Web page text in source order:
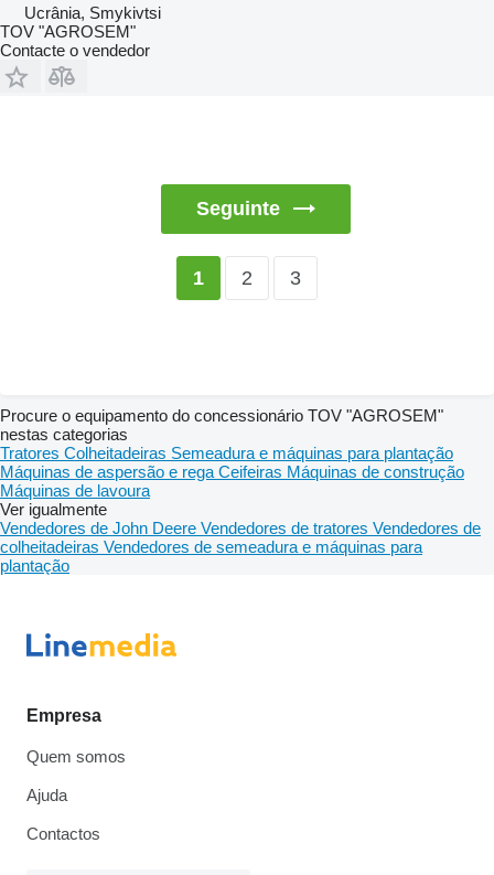
Ucrânia, Smykivtsi
TOV "AGROSEM"
Contacte o vendedor
Seguinte
1 2 3
Procure o equipamento do concessionário TOV "AGROSEM"
nestas categorias
Tratores Colheitadeiras Semeadura e máquinas para plantação
Máquinas de aspersão e rega Ceifeiras Máquinas de construção
Máquinas de lavoura
Ver igualmente
Vendedores de John Deere Vendedores de tratores Vendedores de
colheitadeiras Vendedores de semeadura e máquinas para
plantação
Empresa
Quem somos
Ajuda
Contactos